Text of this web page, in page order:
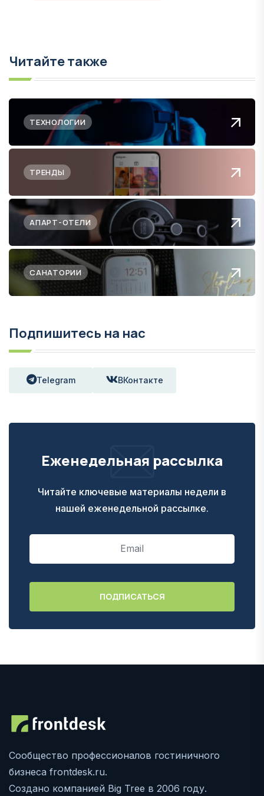
Читайте также
ТЕХНОЛОГИИ
ТРЕНДЫ
АПАРТ-ОТЕЛИ
САНАТОРИИ
Подпишитесь на нас
Telegram ВКонтакте
Еженедельная рассылка
Читайте ключевые материалы недели в
нашей еженедельной рассылке.
Сообщество профессионалов гостиничного
бизнеса frontdesk.ru.
Создано компанией Big Tree в 2006 году.